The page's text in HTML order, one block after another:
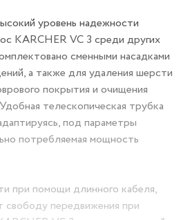
уровень надежности
KARCHER VC 3 среди других
сменными насадками
а также для удаления шерсти
покрытия и очищения
телескопическая трубка
под параметры
потребляемая мощность
при помощи длинного кабеля,
свободу передвижения при